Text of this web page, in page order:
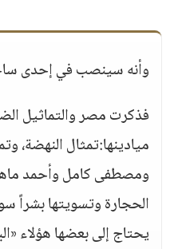
وأنه سينصب في إحدى
فذكرت مصر والتماثيل
ميادينها:تمثال النهضة،
ومصطفى كامل وأحمد
الحجارة وتسويتها بشراً
يحتاج إلى بعضها هؤلاء